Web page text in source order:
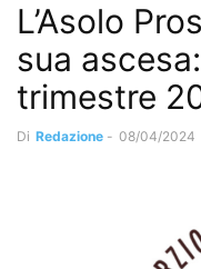
L’Asolo
sua
trimestre
Di Redazione - 08/04/2024